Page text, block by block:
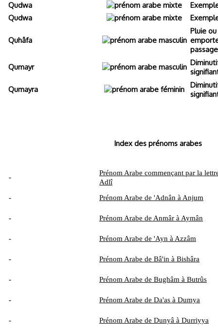
Qudwa
Qudwa
Quhâfa
Pluie
Qumayr
Qumayra
Index des prénoms arabes
-
Prénom Arabe commençant par la
Adlî
-
Prénom Arabe de 'Adnân à Anjum
- Prénom Arabe de Anmâr à Aymân
- Prénom Arabe de 'Ayn à Azzâm
- Prénom Arabe de Bâ'in à Bishâra
- Prénom Arabe de Bughâm à Butrûs
- Prénom Arabe de Da'as à Dumya
- Prénom Arabe de Dunyâ à Durriyya